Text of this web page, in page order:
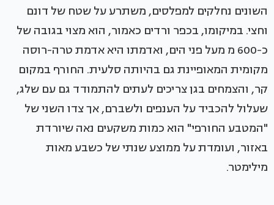
השונים נחלקים למפלסים, משתרע על שטח של דונם
וחצי. במיקומו, בכפר ורדים כאמור, הוא מצוי בגובה של
כ-600 מ מעל פני הים, ואדמתו היא אדמת טרה-רוסה
מקומית המאופיינת גם בהיותה סלעית. החורף במקום
קר, והצמחים בגן צריכים לעתים להתמודד גם עם שלג,
שעלול להכביד על הענפים ולשברם, אך צדו השני של
"המטבע החורפי" הוא כמות משקעים נאה שיורדת
באזור, ועומדת על ממוצע שנתי של כשבע מאות
מילימטר.